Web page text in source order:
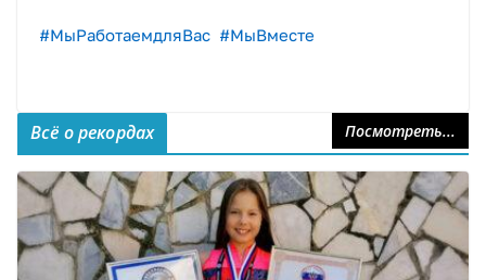
#МыРаботаемдляВас #МыВместе
Всё о рекордах Посмотреть...